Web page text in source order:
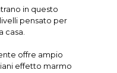
in questo
pensato per
casa.
offre ampio
effetto marmo